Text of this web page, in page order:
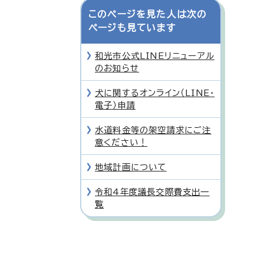
このページを見た人は次の
ページも見ています
和光市公式LINEリニューアル
のお知らせ
犬に関するオンライン（LINE・
電子）申請
水道料金等の架空請求にご注
意ください！
地域計画について
令和4年度議長交際費支出一
覧